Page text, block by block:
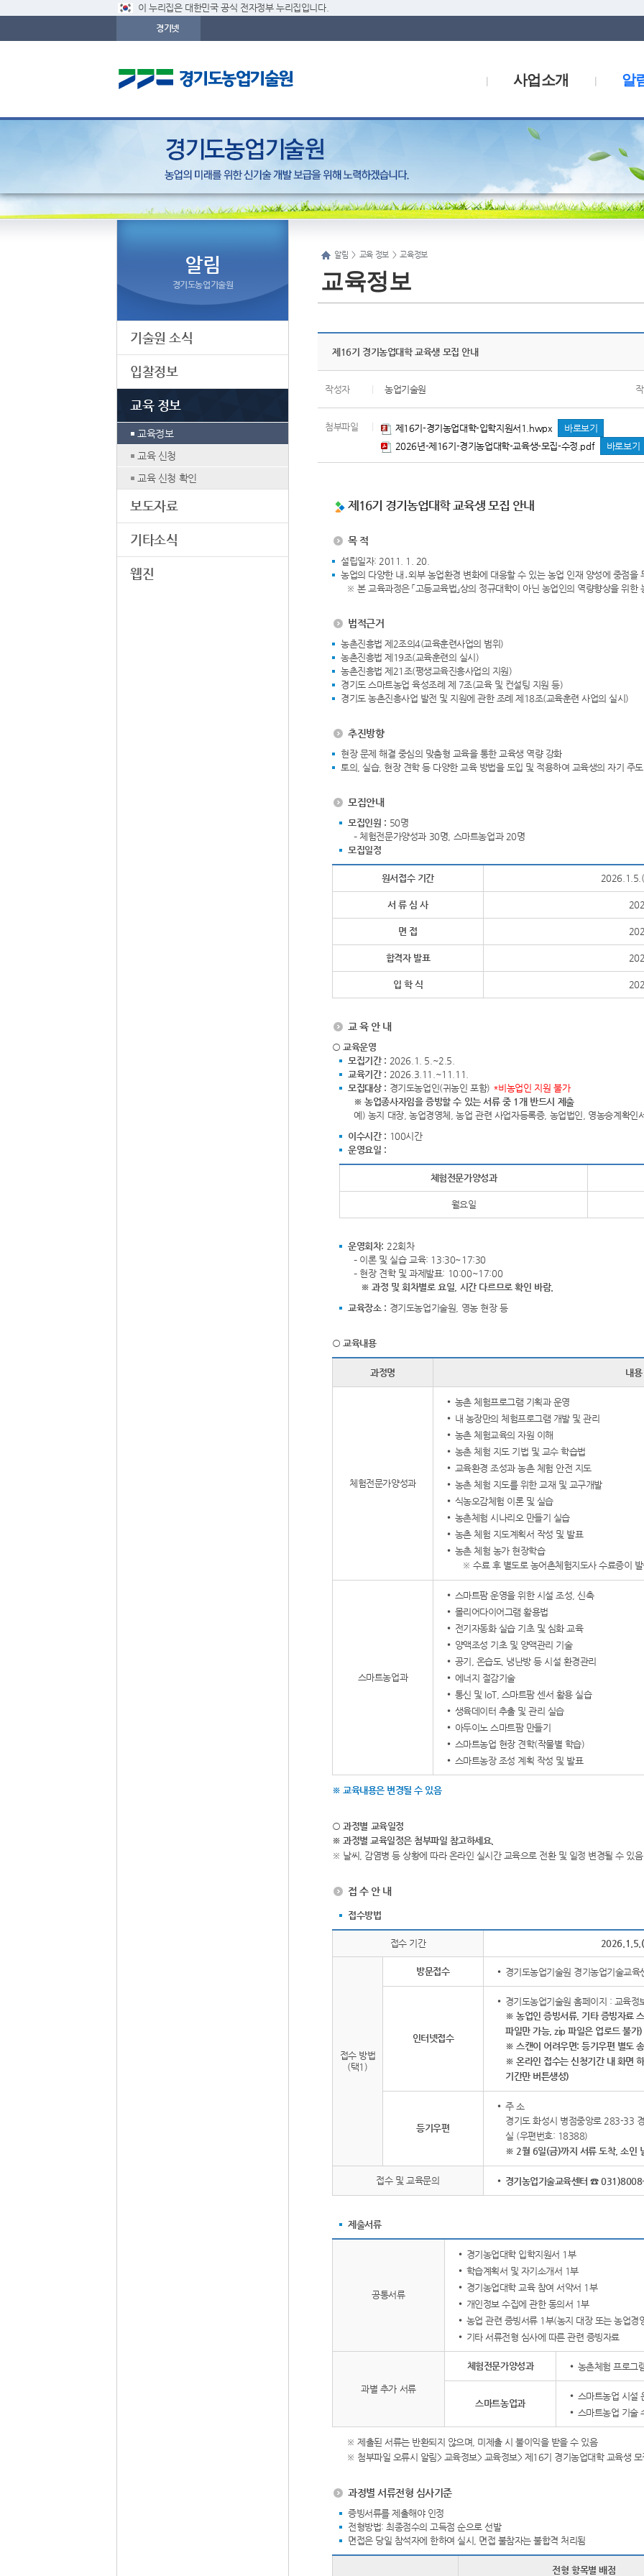
이 누리집은 대한민국 공식 전자정부 누리집입니다.
경기넷
알
사업소개
알림 > 교육 정보 > 교육정보
교육정보
제16기 경기농업대학 교육생 모집 안내
작성자 농업기술원
첨부파일 제16기-경기농업대학-입학지원서1.hwpx
바로보기
2026년-제16기-경기농업대학-교육생-모집-수정.pdf
바로보기
제16기 경기농업대학 교육생 모집 안내
목 적
설립일자: 2011. 1. 20.
농업의 다양한 내․외부 농업환경 변화에 대응할 수 있는 농업 인재 양성에 중점을
※ 본 교육과정은 「고등교육법」상의 정규대학이 아닌 농업인의 역량향상을 위한
법적근거
농촌진흥법 제2조의4(교육훈련사업의 범위)
농촌진흥법 제19조(교육훈련의 실시)
농촌진흥법 제21조(평생교육진흥사업의 지원)
경기도 스마트농업 육성조례 제 7조(교육 및 컨설팅 지원 등)
경기도 농촌진흥사업 발전 및 지원에 관한 조례 제18조(교육훈련 사업의 실시)
추진방향
현장 문제 해결 중심의 맞춤형 교육을 통한 교육생 역량 강화
토의, 실습, 현장 견학 등 다양한 교육 방법을 도입 및 적용하여 교육생의 자기 주
모집안내
모집인원 : 50명
– 체험전문가양성과 30명, 스마트농업과 20명
모집일정
원서접수 기간
서 류 심 사
면 접
합격자 발표
입 학 식
교 육 안 내
○ 교육운영
모집기간 : 2026.1. 5.~2.5.
교육기간 : 2026.3.11.~11.11.
모집대상 : 경기도농업인(귀농인 포함) *비농업인 지원 불가
※ 농업종사자임을 증빙할 수 있는 서류 중 1개 반드시 제출
예) 농지 대장, 농업경영체, 농업 관련 사업자등록증, 농업법인, 영농승계확인
이수시간 : 100시간
운영요일 :
체험전문가양성과
월요일
운영회차: 22회차
– 이론 및 실습 교육: 13:30~17:30
– 현장 견학 및 과제발표: 10:00~17:00
※ 과정 및 회차별로 요일, 시간 다르므로 확인 바람.
교육장소 : 경기도농업기술원, 영농 현장 등
○ 교육내용
과정명 내용
체험전문가양성과
농촌 체험프로그램 기획과 운영
내 농장만의 체험프로그램 개발 및 관리
농촌 체험교육의 자원 이해
농촌 체험 지도 기법 및 교수 학습법
교육환경 조성과 농촌 체험 안전 지도
농촌 체험 지도를 위한 교재 및 교구개발
식농오감체험 이론 및 실습
농촌체험 시나리오 만들기 실습
농촌 체험 지도계획서 작성 및 발표
농촌 체험 농가 현장학습
※ 수료 후 별도로 농어촌체험지도사 수료증이
스마트농업과
스마트팜 운영을 위한 시설 조성, 신축
몰리어다이어그램 활용법
전기자동화 실습 기초 및 심화 교육
양액조성 기초 및 양액관리 기술
공기, 온습도, 냉난방 등 시설 환경관리
에너지 절감기술
통신 및 IoT, 스마트팜 센서 활용 실습
생육데이터 추출 및 관리 실습
아두이노 스마트팜 만들기
스마트농업 현장 견학(작물별 학습)
스마트농장 조성 계획 작성 및 발표
※ 교육내용은 변경될 수 있음
○ 과정별 교육일정
※ 과정별 교육일정은 첨부파일 참고하세요.
※ 날씨, 감염병 등 상황에 따라 온라인 실시간 교육으로 전환 및 일정 변경될 수 있음
접 수 안 내
접수방법
접수 기간
접수 방법
(택1)
방문접수 경기도농업기술원 경기농업기술교육
인터넷접수
경기도농업기술원 홈페이지 : 교육정
※ 농업인 증빙서류, 기타 증빙자료
파일만 가능, zip 파일은 업로드 불가)
※ 스캔이 어려우면: 등기우편 별도
※ 온라인 접수는 신청기간 내 화면
기간만 버튼생성)
등기우편
주 소
경기도 화성시 병점중앙로 283-33
실 (우편번호: 18388)
※ 2월 6일(금)까지 서류 도착, 소인
접수 및 교육문의 경기농업기술교육센터 ☎
제출서류
공통서류
경기농업대학 입학지원서 1부
학습계획서 및 자기소개서 1부
경기농업대학 교육 참여 서약서 1부
개인정보 수집에 관한 동의서 1부
농업 관련 증빙서류 1부(농지 대장 또는 농업경
기타 서류전형 심사에 따른 관련 증빙자료
과별 추가 서류
체험전문가양성과 농촌체험 프로그
스마트농업과
스마트농업 시설
스마트농업 기술
※ 제출된 서류는 반환되지 않으며, 미제출 시 불이익을 받을 수 있음
※ 첨부파일 오류시 알림> 교육정보> 교육정보> 제16기 경기농업대학 교육생
과정별 서류전형 심사기준
증빙서류를 제출해야 인정
전형방법: 최종점수의 고득점 순으로 선발
면접은 당일 참석자에 한하여 실시, 면접 불참자는 불합격 처리됨
전형 항목별 배점
경기도농업기술원
알림
기술원 소식
입찰정보
교육 정보
교육정보
교육 신청
교육 신청 확인
보도자료
기타소식
웹진